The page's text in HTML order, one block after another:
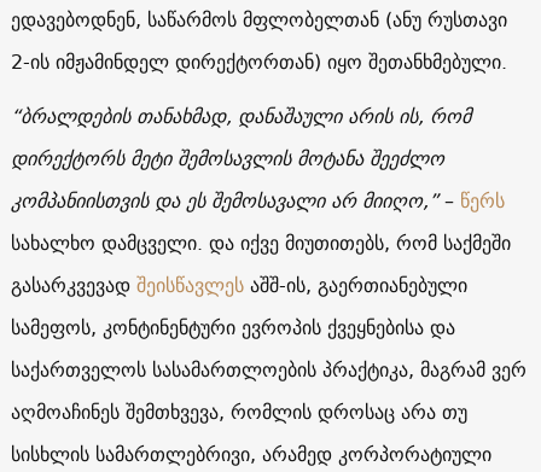
ედავებოდნენ, საწარმოს მფლობელთან (ანუ რუსთავი
2-ის იმჟამინდელ დირექტორთან) იყო შეთანხმებული.
“ბრალდების თანახმად, დანაშაული არის ის, რომ
დირექტორს მეტი შემოსავლის მოტანა შეეძლო
კომპანიისთვის და ეს შემოსავალი არ მიიღო,”– წერს
სახალხო დამცველი. და იქვე მიუთითებს, რომ საქმეში
გასარკვევადშეისწავლესაშშ-ის, გაერთიანებული
სამეფოს, კონტინენტური ევროპის ქვეყნებისა და
საქართველოს სასამართლოების პრაქტიკა, მაგრამ ვერ
აღმოაჩინეს შემთხვევა, რომლის დროსაც არა თუ
სისხლის სამართლებრივი, არამედ კორპორატიული